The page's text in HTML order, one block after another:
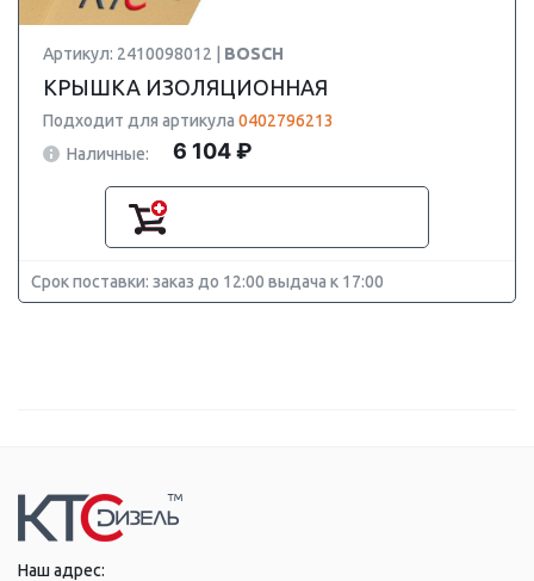
Артикул: 2410098012 | BOSCH
КРЫШКА ИЗОЛЯЦИОННАЯ
Подходит для артикула 0402796213
Наличные:
6 104 ₽
Срок поставки: заказ до 12:00 выдача к 17:00
Наш адрес: